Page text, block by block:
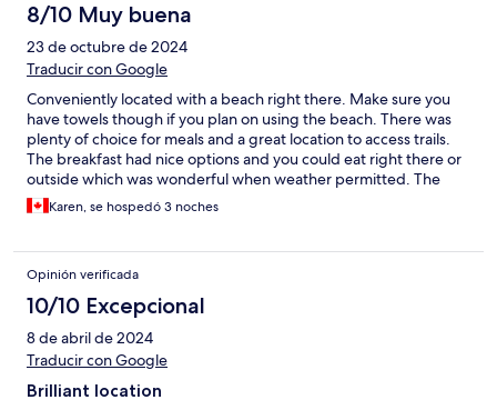
8/10 Muy buena
23 de octubre de 2024
Traducir con Google
Conveniently located with a beach right there. Make sure you
have towels though if you plan on using the beach. There was
plenty of choice for meals and a great location to access trails.
The breakfast had nice options and you could eat right there or
outside which was wonderful when weather permitted. The
tables were right by the beach and wonderful to sit at but you
could not sit there if you bought a gelato or drink elsewhere
were empty except when staff used them for smoking. Overall
a nice stay.
Karen, se hospedó 3 noches
Opinión verificada
10/10 Excepcional
8 de abril de 2024
Traducir con Google
Brilliant location